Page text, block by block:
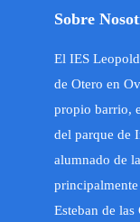
Sobre
El IES
de Otero en
propio barrio,
del parque de
alumnado de
Esteban de las